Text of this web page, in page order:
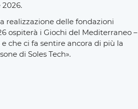
realizzazione delle fondazioni
ospiterà i Giochi del Mediterraneo –
che ci fa sentire ancora di più la
di Soles Tech».